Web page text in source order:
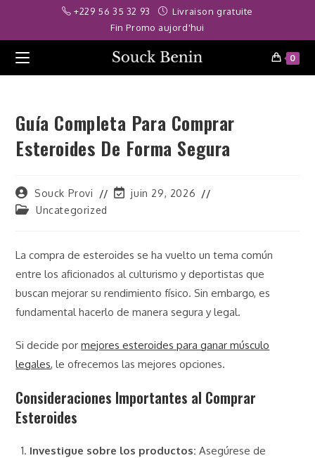
grandpashabet stake Galabet PadişahbetGalabet
content
+229 56 35 32 93
Livraison gratuite
Fin Promo aujord'hui
0
Guía Completa Para Comprar
Esteroides De Forma Segura
Auteur/autrice
de
Souck Provi
Dernière
juin 29, 2026
PostUncategorized
La compra de esteroides se ha vuelto un tema común
entre los aficionados al culturismo y deportistas que
buscan mejorar su rendimiento físico. Sin embargo, es
fundamental hacerlo de manera segura y legal.
Si decide pormejores esteroides para ganar músculo
legales, le ofrecemos las mejores opciones.
Consideraciones Importantes al Comprar
Esteroides
Investigue sobre los productos: Asegúrese de